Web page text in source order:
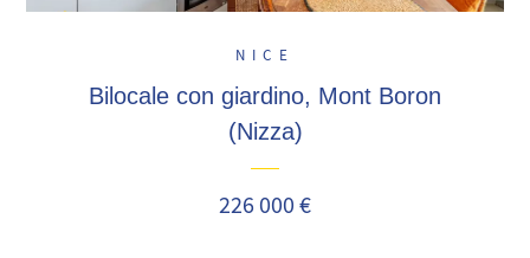
NICE
Bilocale con giardino, Mont Boron
(Nizza)
226 000 €